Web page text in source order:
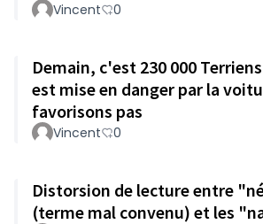
Vincent 0
Demain, c'est 230 000
est mise en danger par la
favorisons pas
Vincent 0
Distorsion de lecture entre
(terme mal convenu) et les